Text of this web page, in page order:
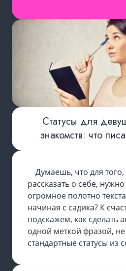
Статусы для
знакомств: что
Думаешь, что для
рассказать о себе,
огромное полотно
начиная с садика? К
подскажем, как сделать
одной меткой фразой,
стандартные статусы из